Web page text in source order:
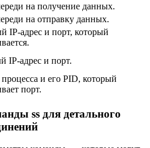
на получение данных.
на отправку данных.
IP-адрес и порт, который
IP-адрес и порт.
и его PID, который
порт.
ss для детального